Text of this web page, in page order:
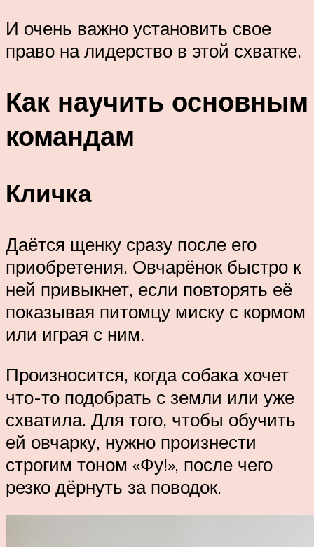
И очень важно установить свое
право на лидерство в этой схватке.
Как научить основным
командам
Кличка
Даётся щенку сразу после его
приобретения. Овчарёнок быстро к
ней привыкнет, если повторять её
показывая питомцу миску с кормом
или играя с ним.
Произносится, когда собака хочет
что-то подобрать с земли или уже
схватила. Для того, чтобы обучить
ей овчарку, нужно произнести
строгим тоном «Фу!», после чего
резко дёрнуть за поводок.